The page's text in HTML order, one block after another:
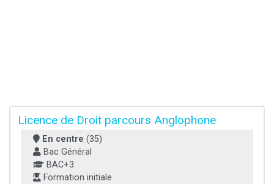
Licence de Droit parcours Anglophone
En centre (35)
Bac Général
BAC+3
Formation initiale